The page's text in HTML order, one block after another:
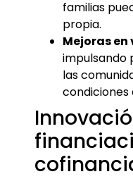
familias
propia.
Mejoras
impulsando
las
condiciones